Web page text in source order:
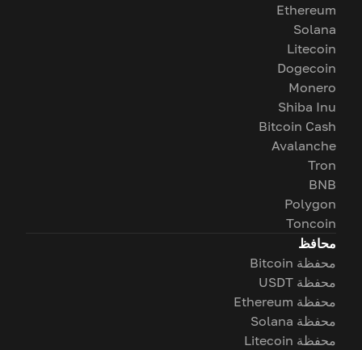
Ethereum
Solana
Litecoin
Dogecoin
Monero
Shiba Inu
Bitcoin Cash
Avalanche
Tron
BNB
Polygon
Toncoin
محافظ
محفظة Bitcoin
محفظة USDT
محفظة Ethereum
محفظة Solana
محفظة Litecoin